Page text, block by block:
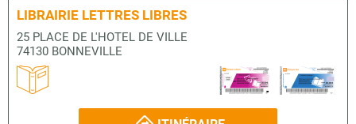
LIBRAIRIE LETTRES LIBRES
25 PLACE DE L'HOTEL DE VILLE
74130 BONNEVILLE